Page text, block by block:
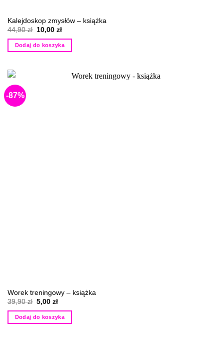
Kalejdoskop zmysłów – książka
44,90zł
Pierwotna
wynosiła:
44,90 zł.
10,00 złAktualna
wynosi:
10,00 zł.
Dodaj do koszyka
-87%
Worek treningowy – książka
39,90zł Pierwotna
wynosiła:
39,90 zł.
5,00 złAktualna
wynosi:
5,00 zł.
Dodaj do koszyka